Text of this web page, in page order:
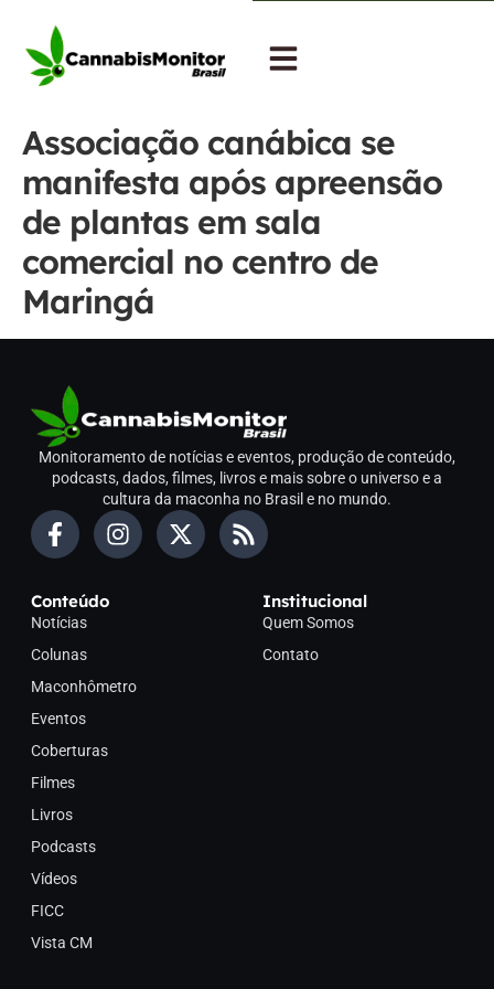
Associação canábica se
manifesta após apreensão
de plantas em sala
comercial no centro de
Maringá
Monitoramento de notícias e eventos, produção de conteúdo,
podcasts, dados, filmes, livros e mais sobre o universo e a
cultura da maconha no Brasil e no mundo.
Conteúdo
Notícias
Colunas
Maconhômetro
Eventos
Coberturas
Filmes
Livros
Podcasts
Vídeos
FICC
Vista CM
Institucional
Quem Somos
Contato